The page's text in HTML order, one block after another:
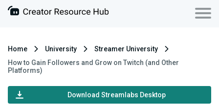
Home University
Streamer University
How to Gain Followers and Grow on Twitch (and Other
Platforms)
Download Streamlabs Desktop